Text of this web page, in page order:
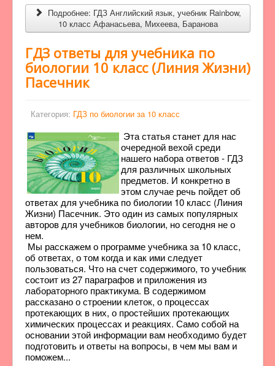
Подробнее: ГДЗ Английский язык, учебник Rainbow,
10 класс Афанасьева, Михеева, Баранова
ГДЗ ответы для учебника по
биологии 10 класс (Линия Жизни)
Пасечник
Категория: ГДЗ по биологии за 10 класс
Эта статья станет для нас
очередной вехой среди
нашего набора ответов - ГДЗ
для различных школьных
предметов. И конкретно в
этом случае речь пойдет об
ответах для учебника по биологии 10 класс (Линия
Жизни) Пасечник. Это один из самых популярных
авторов для учебников биологии, но сегодня не о
нем.
Мы расскажем о программе учебника за 10 класс,
об ответах, о том когда и как ими следует
пользоваться. Что на счет содержимого, то учебник
состоит из 27 параграфов и приложения из
лабораторного практикума. В содержимом
рассказано о строении клеток, о процессах
протекающих в них, о простейших протекающих
химических процессах и реакциях. Само собой на
основании этой информации вам необходимо будет
подготовить и ответы на вопросы, в чем мы вам и
поможем...